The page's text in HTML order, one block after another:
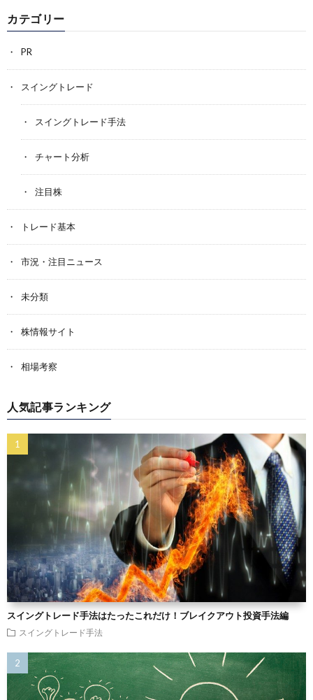
カテゴリー
PR
スイングトレード
スイングトレード手法
チャート分析
注目株
トレード基本
市況・注目ニュース
未分類
株情報サイト
相場考察
人気記事ランキング
スイングトレード手法はたったこれだけ！ブレイクアウト投資手法編
スイングトレード手法